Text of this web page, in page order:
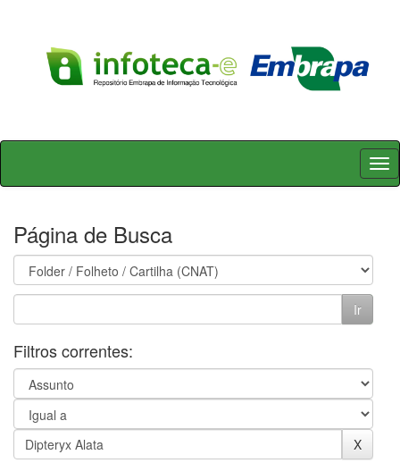
Skip
Página de Busca
Filtros correntes: